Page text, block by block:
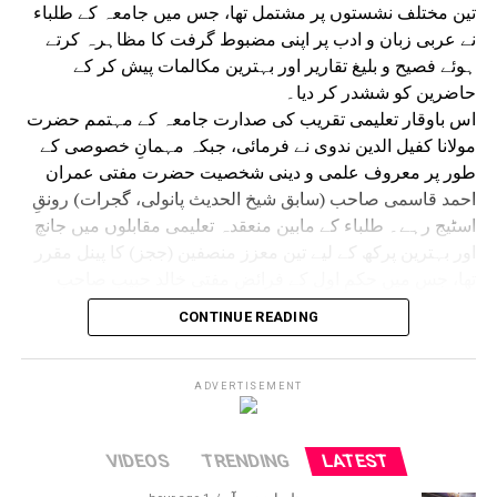
تین مختلف نشستوں پر مشتمل تھا، جس میں جامعہ کے طلباء
نے عربی زبان و ادب پر اپنی مضبوط گرفت کا مظاہرہ کرتے
ہوئے فصیح و بلیغ تقاریر اور بہترین مکالمات پیش کر کے
حاضرین کو ششدر کر دیا۔
اس باوقار تعلیمی تقریب کی صدارت جامعہ کے مہتمم حضرت
مولانا کفیل الدین ندوی نے فرمائی، جبکہ مہمانِ خصوصی کے
طور پر معروف علمی و دینی شخصیت حضرت مفتی عمران
احمد قاسمی صاحب (سابق شیخ الحدیث پانولی، گجرات) رونقِ
اسٹیج رہے۔ طلباء کے مابین منعقدہ تعلیمی مقابلوں میں جانچ
ندوی (استاذ جامعہ صدیقیہ ڈگروا)، حکمِ دوم کے فرائض مفتی
جاوید اشرف صاحب قاسمی اور حکمِ ثالث کے فرائض مولانا
نیاز احمد صاحب ندوی نے انجام دیئے۔ علاوہ ازیں نظامت النادی
العربی کے مربی،معروف مقرر اور جامعہ کے ا ستاذ حدیث
وفقہ مفتی حسنین اشاعتی نے فرمائی۔
کا باریک بینی سے جائزہ لے کر نتائج مرتب کیے۔پروگرام کے
دوران جامعہ کے مختلف درجات کے طلبا ء نے معاصر اور دینی
CONTINUE READING
ADVERTISEMENT
LATEST
TRENDING
VIDEOS